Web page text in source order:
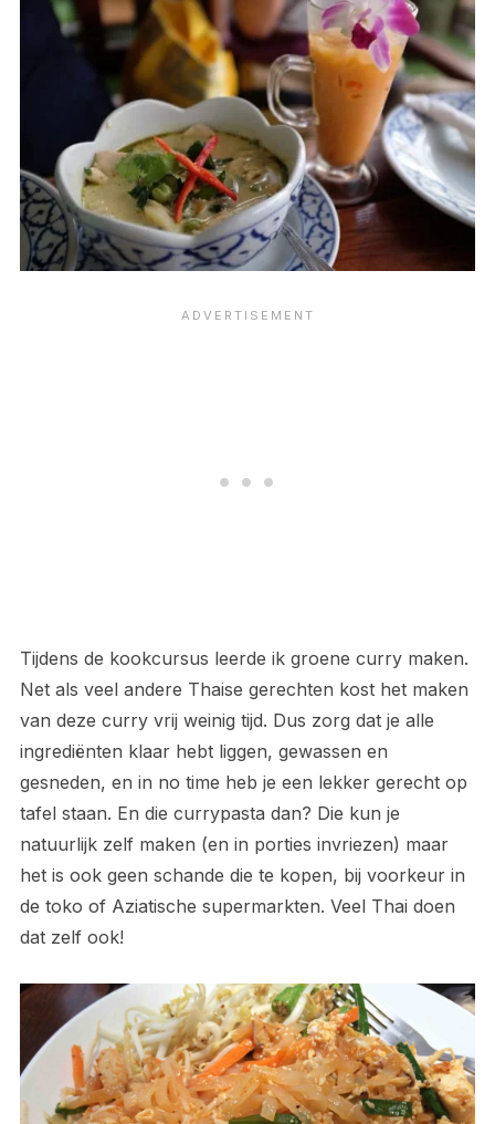
Tijdens de kookcursus leerde ik groene curry maken.
Net als veel andere Thaise gerechten kost het maken
van deze curry vrij weinig tijd. Dus zorg dat je alle
ingrediënten klaar hebt liggen, gewassen en
gesneden, en in no time heb je een lekker gerecht op
tafel staan. En die currypasta dan? Die kun je
natuurlijk zelf maken (en in porties invriezen) maar
het is ook geen schande die te kopen, bij voorkeur in
de toko of Aziatische supermarkten. Veel Thai doen
dat zelf ook!